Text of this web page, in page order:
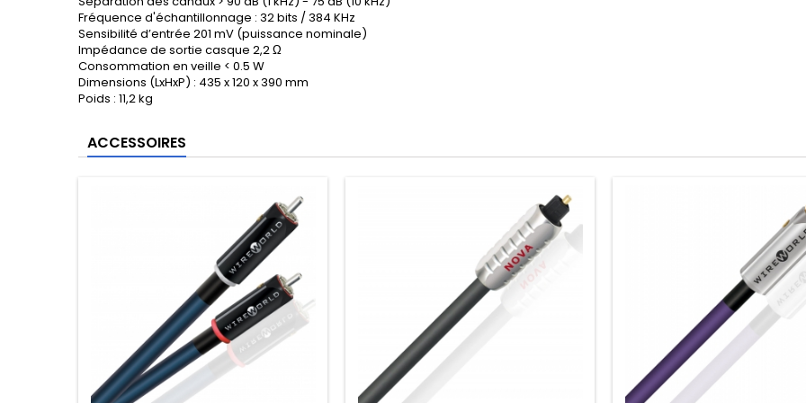
Fréquence d'échantillonnage : 32 bits / 384 KHz
Sensibilité d’entrée 201 mV (puissance nominale)
Impédance de sortie casque 2,2 Ω
Consommation en veille < 0.5 W
Dimensions (LxHxP) : 435 x 120 x 390 mm
Poids : 11,2 kg
ACCESSOIRES